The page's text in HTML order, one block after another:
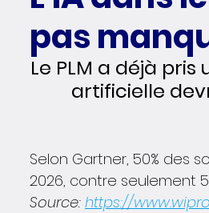
pas
Le PLM a déjà
artificielle
Selon Gartner, 50% des
2026, contre seulement
Source: https://